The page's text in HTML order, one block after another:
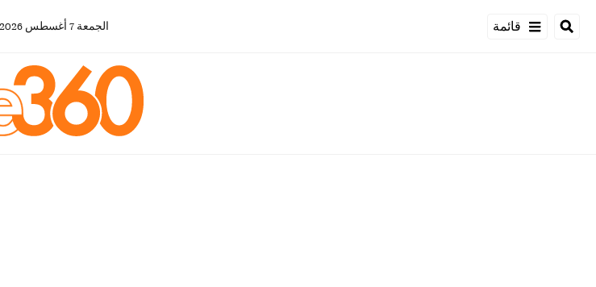
قائمة الجمعة 7 أغسطس 2026